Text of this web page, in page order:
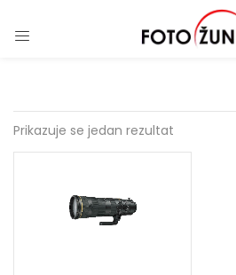
Prikazuje se jedan rezultat